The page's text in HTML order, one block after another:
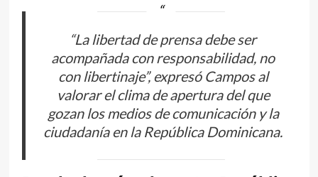
“La libertad de prensa debe ser
acompañada con responsabilidad, no
con libertinaje”, expresó Campos al
valorar el clima de apertura del que
gozan los medios de comunicación y la
ciudadanía en la República Dominicana.